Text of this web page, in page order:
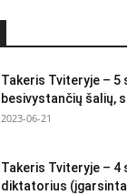
Takeris Tviteryje – 5
besivystančių šalių,
2023-06-21
Takeris Tviteryje – 4
diktatorius